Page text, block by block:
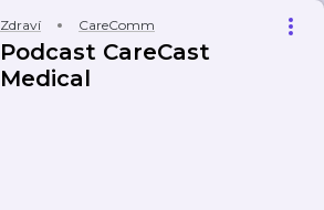
Zdraví CareComm
Podcast CareCast
Medical